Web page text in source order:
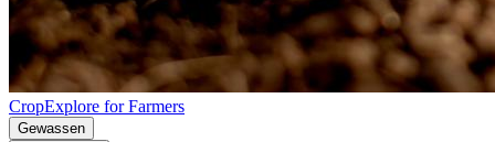
CropExplore for Farmers
Gewassen